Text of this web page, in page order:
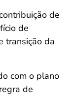
de
de
transição da
com o plano
de